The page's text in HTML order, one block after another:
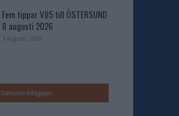
Fem tippar V85 till ÖSTERSUND
8 augusti 2026
3 augusti, 2026
Senaste inläggen